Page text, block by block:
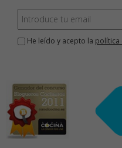
He leído y acepto la política